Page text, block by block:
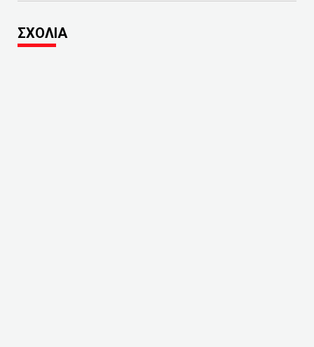
ΣΧΟΛΙΑ